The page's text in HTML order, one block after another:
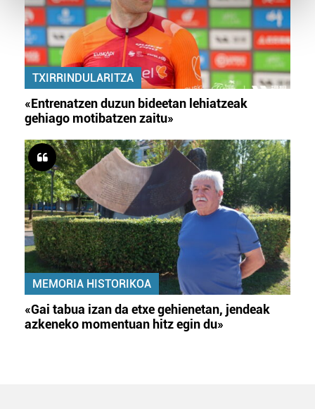
and set your preferences in thedetails section.
Guk eta gure bazkideek zure datu pertsonalak
prozesatzen ditugu, zure IP zenbakia, besteak beste,
teknologia erabiliz, cookieak adibidez, iragarki eta eduki
neurtzeko, jendeari buruzko informazioa biltzeko eta
produktuak garatzeko. Zure datuak nork eta zertarako
erabiltzen dituen hauta dezakezu.
Bazkide batzuek ez dizute baimenik eskatzen, eta beren
interes komertzial legitimoetan babesten dira. Ikusi gure
bazkideen zerrenda, beren ustez zein helburutarako
duten interes legitimoa eta horren aurka nola egin
dezakezun ikusteko.
Lortu zure datu pertsonalak prozesatzeko moduari
buruzko informazio gehiago eta ezarri zure lehentasunak
datuen atalean. Edozein unetan alda edo ken dezakezu
zure baimena Cookieen adierazpenean.
TXIRRINDULARITZA
«Entrenatzen duzun bideetan lehiatzeak
gehiago motibatzen zaitu»
MEMORIA HISTORIKOA
«Gai tabua izan da etxe gehienetan, jendeak
azkeneko momentuan hitz egin du»